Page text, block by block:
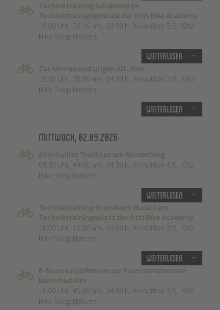
Techniktraining Advanced im
Techniktrainigsgelände der Ötzi Bike Academy
10:00 Uhr, 20.00 km, 03:00 h, Kondition 3/5, Ötzi
Bike Shop Naturns
Weiterlesen
Zur kleinen und urigen Alt- Alm
10:30 Uhr, 35.00 km, 04:00 h, Kondition 3/5, Ötzi
Bike Shop Naturns
Weiterlesen
Mittwoch, 02.09.2026
Ötzi Guides Trailtour am Nörderberg
09:30 Uhr, 44.00 km, 04:30 h, Kondition 4/5, Ötzi
Bike Shop Naturns
Weiterlesen
Techniktraining Grundkurs (Basic) am
Techniktrainingsplatz der Ötzi Bike Academy
10:00 Uhr, 15.00 km, 03:00 h, Kondition 2/5, Ötzi
Bike Shop Naturns
Weiterlesen
E-Mountainbiketour zur Panoramaterasse
Bärenbad Alm
10:00 Uhr, 45.00 km, 04:00 h, Kondition 3/5, Ötzi
Bike Shop Naturns